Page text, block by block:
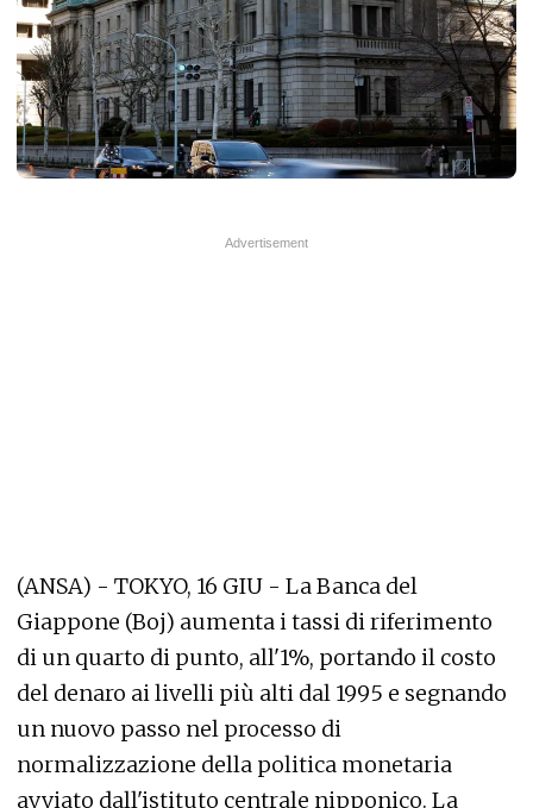
(ANSA) - TOKYO, 16 GIU - La Banca del
Giappone (Boj) aumenta i tassi di riferimento
di un quarto di punto, all'1%, portando il costo
del denaro ai livelli più alti dal 1995 e segnando
un nuovo passo nel processo di
normalizzazione della politica monetaria
avviato dall'istituto centrale nipponico. La